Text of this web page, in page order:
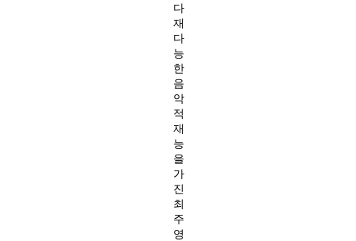
다
재
다
능
한
음
악
적
재
능
을
가
진
최
주
영